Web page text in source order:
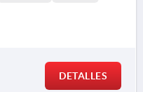
DETALLES